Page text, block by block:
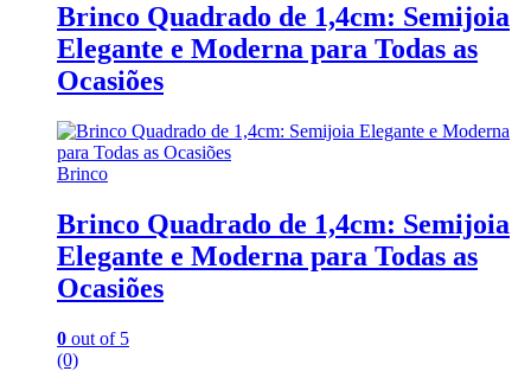
Brinco Quadrado de 1,4cm: Semijoia
Elegante e Moderna para Todas as
Ocasiões
Brinco
Brinco Quadrado de 1,4cm: Semijoia
Elegante e Moderna para Todas as
Ocasiões
0 out of 5
(0)